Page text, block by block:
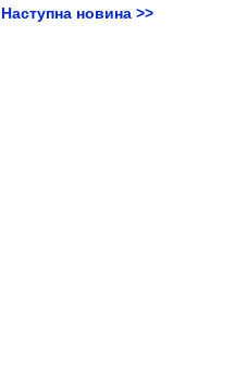
Наступна новина >>